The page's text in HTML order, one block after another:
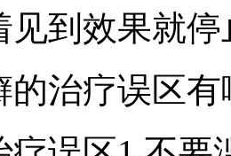
见到效果就
的治疗误区有